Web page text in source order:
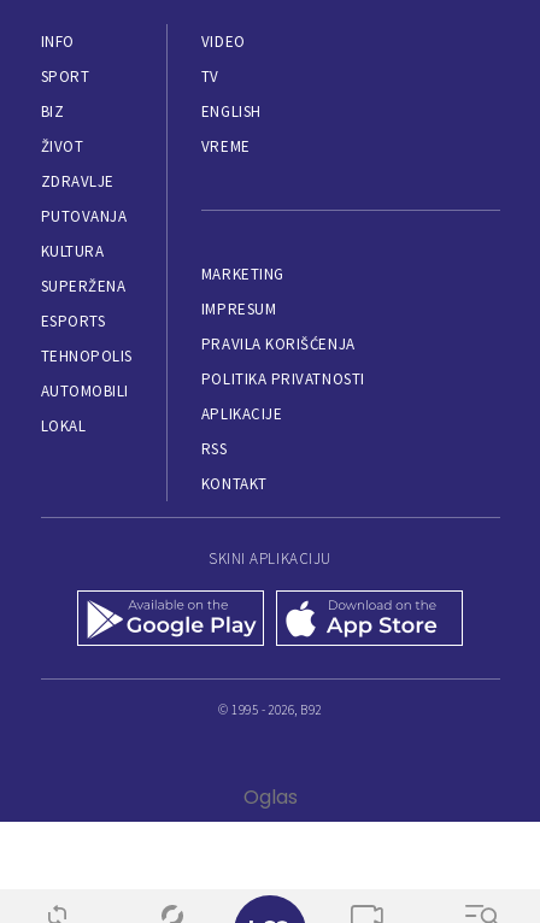
INFO
SPORT
BIZ
ŽIVOT
ZDRAVLJE
PUTOVANJA
KULTURA
SUPERŽENA
ESPORTS
TEHNOPOLIS
AUTOMOBILI
LOKAL
VIDEO
TV
ENGLISH
VREME
MARKETING
IMPRESUM
PRAVILA KORIŠĆENJA
POLITIKA PRIVATNOSTI
APLIKACIJE
RSS
KONTAKT
SKINI APLIKACIJU
© 1995 - 2026, B92